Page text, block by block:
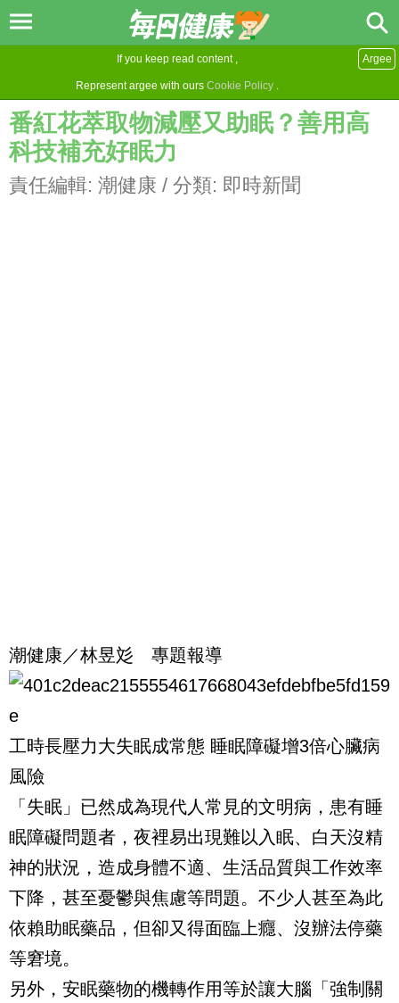
If you keep read content ,
Represent argee with ours Cookie Policy .
Argee
番紅花萃取物減壓又助眠？善用高
科技補充好眠力
責任編輯: 潮健康 / 分類: 即時新聞
潮健康／林昱彣 專題報導
工時長壓力大失眠成常態 睡眠障礙增3倍心臟病
風險
「失眠」已然成為現代人常見的文明病，患有睡
眠障礙問題者，夜裡易出現難以入眠、白天沒精
神的狀況，造成身體不適、生活品質與工作效率
下降，甚至憂鬱與焦慮等問題。不少人甚至為此
依賴助眠藥品，但卻又得面臨上癮、沒辦法停藥
等窘境。
另外，安眠藥物的機轉作用等於讓大腦「強制關